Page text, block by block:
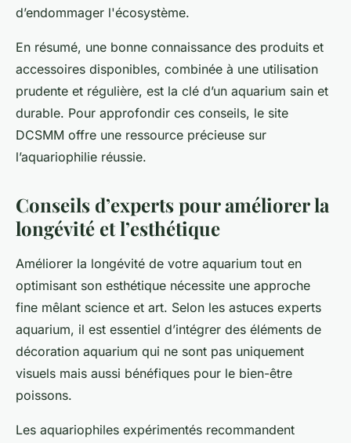
d’endommager l'écosystème.
En résumé, une bonne connaissance des produits et
accessoires disponibles, combinée à une utilisation
prudente et régulière, est la clé d’un aquarium sain et
durable. Pour approfondir ces conseils, le site
DCSMM offre une ressource précieuse sur
l’aquariophilie réussie.
Conseils d’experts pour améliorer la
longévité et l’esthétique
Améliorer la longévité de votre aquarium tout en
optimisant son esthétique nécessite une approche
fine mêlant science et art. Selon les astuces experts
aquarium, il est essentiel d’intégrer des éléments de
décoration aquarium qui ne sont pas uniquement
visuels mais aussi bénéfiques pour le bien-être
poissons.
Les aquariophiles expérimentés recommandent